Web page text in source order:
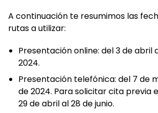
A continuación te resumimos las
rutas a utilizar:
Presentación online: del 3 de abril
2024.
Presentación telefónica: del 7 de
de 2024. Para solicitar cita previa
29 de abril al 28 de junio.